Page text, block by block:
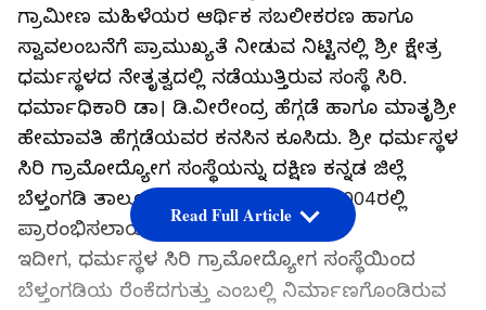
ಗ್ರಾಮೀಣ ಮಹಿಳೆಯರ ಆರ್ಥಿಕ ಸಬಲೀಕರಣ ಹಾಗೂ
ಸ್ವಾವಲಂಬನೆಗೆ ಪ್ರಾಮುಖ್ಯತೆ ನೀಡುವ ನಿಟ್ಟಿನಲ್ಲಿ ಶ್ರೀ ಕ್ಷೇತ್ರ
ಧರ್ಮಸ್ಥಳದ ನೇತೃತ್ವದಲ್ಲಿ ನಡೆಯುತ್ತಿರುವ ಸಂಸ್ಥೆ ಸಿರಿ.
ಧರ್ಮಾಧಿಕಾರಿ ಡಾ। ಡಿ.ವೀರೇಂದ್ರ ಹೆಗ್ಗಡೆ ಹಾಗೂ ಮಾತೃಶ್ರೀ
ಹೇಮಾವತಿ ಹೆಗ್ಗಡೆಯವರ ಕನಸಿನ ಕೂಸಿದು. ಶ್ರೀ ಧರ್ಮಸ್ಥಳ
ಸಿರಿ ಗ್ರಾಮೋದ್ಯೋಗ ಸಂಸ್ಥೆಯನ್ನು ದಕ್ಷಿಣ ಕನ್ನಡ ಜಿಲ್ಲೆ
ಬೆಳ್ತಂಗಡಿ ತಾಲೂಕಿನ ಲಾಯ್ಲ ಪ್ರದೇಶದಲ್ಲಿ 2004ರಲ್ಲಿ
ಪ್ರಾರಂಭಿಸಲಾಯಿತು.
ಇದೀಗ, ಧರ್ಮಸ್ಥಳ ಸಿರಿ ಗ್ರಾಮೋದ್ಯೋಗ ಸಂಸ್ಥೆಯಿಂದ
ಬೆಳ್ತಂಗಡಿಯ ರೆಂಕೆದಗುತ್ತು ಎಂಬಲ್ಲಿ ನಿರ್ಮಾಣಗೊಂಡಿರುವ
Read Full Article